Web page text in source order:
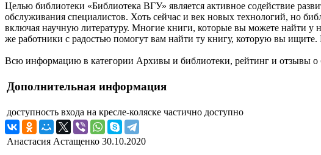
Целью библиотеки «Библиотека ВГУ» является активное содействие
обслуживания специалистов. Хоть сейчас и век новых технологий, но
включая научную литературу. Многие книги, которые вы можете найти
же работники с радостью помогут вам найти ту книгу, которую вы
Всю информацию в категории Архивы и библиотеки, рейтинг и отзывы о
Дополнительная информация
доступность входа на кресле-коляске частично доступно
Анастасия Астащенко 30.10.2020